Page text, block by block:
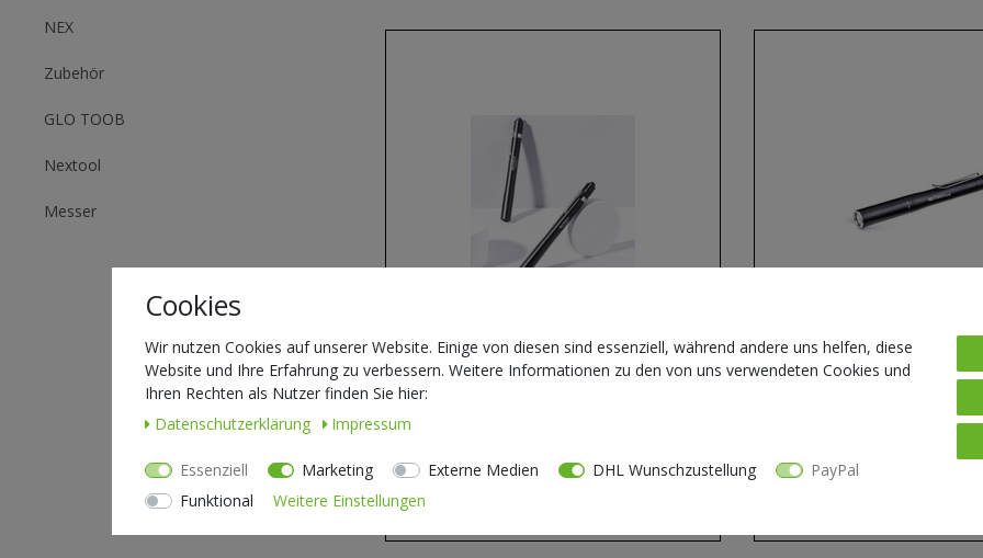
NEX
Zubehör
GLO TOOB
Nextool
Messer
NEXTORCH DrK3UV - UV-Licht LED Taschenlampe
DERZEIT NICHT
NEXTORCH K3R - Penlight K3R 350
Cookies
Wir nutzen Cookies auf unserer Website. Einige von diesen sind essenziell, während andere uns helfen, diese
Website und Ihre Erfahrung zu verbessern. Weitere Informationen zu den von uns verwendeten Cookies und
Ihren Rechten als Nutzer finden Sie hier:
Daten­schutz­erklärung
Impressum
Essenziell Marketing Externe Medien DHL Wunschzustellung
PayPal
Funktional
Weitere Einstellungen